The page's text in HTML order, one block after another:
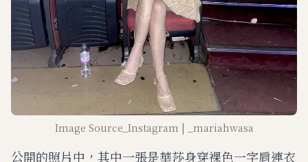
Image Source_Instagram | _mariahwasa
公開的照片中，其中一張是華莎身穿裸色一字肩連衣